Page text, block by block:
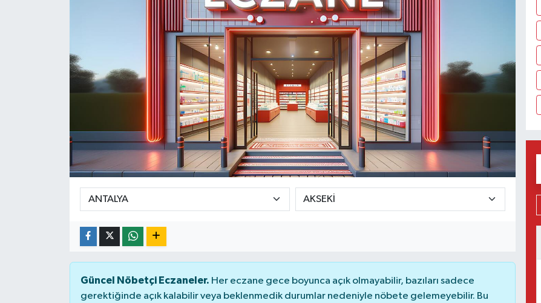
Güncel Nöbetçi Eczaneler. Her eczane gece boyunca açık olmayabilir, bazıları sadece
gerektiğinde açık kalabilir veya beklenmedik durumlar nedeniyle nöbete gelemeyebilir. Bu